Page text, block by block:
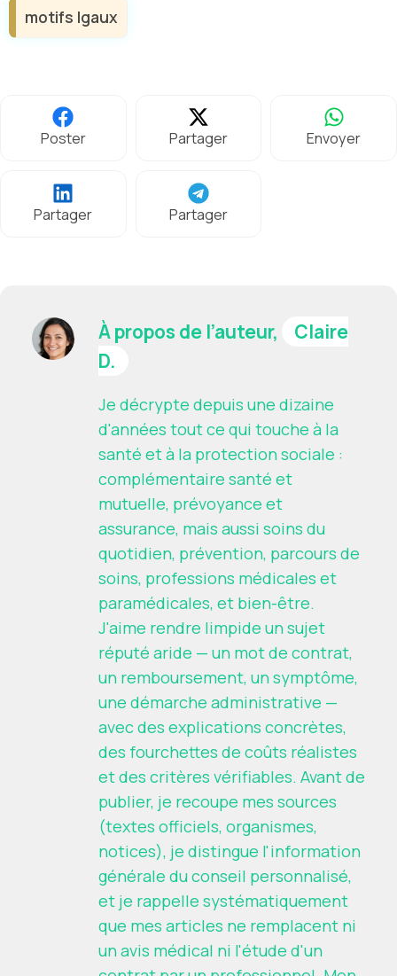
motifs lgaux
Poster Partager Envoyer
Partager Partager
À propos de l’auteur,
Claire
D.
Je décrypte depuis une dizaine
d'années tout ce qui touche à la
santé et à la protection sociale :
complémentaire santé et
mutuelle, prévoyance et
assurance, mais aussi soins du
quotidien, prévention, parcours de
soins, professions médicales et
paramédicales, et bien-être.
J'aime rendre limpide un sujet
réputé aride — un mot de contrat,
un remboursement, un symptôme,
une démarche administrative —
avec des explications concrètes,
des fourchettes de coûts réalistes
et des critères vérifiables. Avant de
publier, je recoupe mes sources
(textes officiels, organismes,
notices), je distingue l'information
générale du conseil personnalisé,
et je rappelle systématiquement
que mes articles ne remplacent ni
un avis médical ni l'étude d'un